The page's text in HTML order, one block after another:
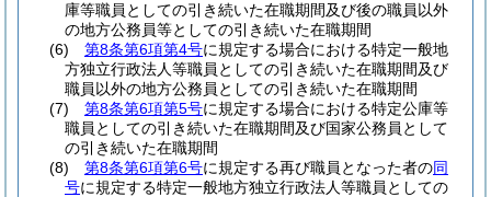
庫等職員としての引き続いた在職期間及び後の職員以外
の地方公務員等としての引き続いた在職期間
(6)
第8条第6項第4号に規定する場合における特定一般地
方独立行政法人等職員としての引き続いた在職期間及び
職員以外の地方公務員としての引き続いた在職期間
(7)
第8条第6項第5号に規定する場合における特定公庫等
職員としての引き続いた在職期間及び国家公務員として
の引き続いた在職期間
(8)
第8条第6項第6号に規定する再び職員となった者の同
号に規定する特定一般地方独立行政法人等職員としての